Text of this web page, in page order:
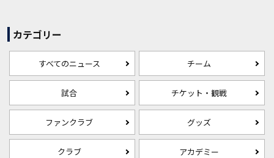
カテゴリー
すべてのニュース チーム
試合 チケット・観戦
ファンクラブ グッズ
クラブ アカデミー